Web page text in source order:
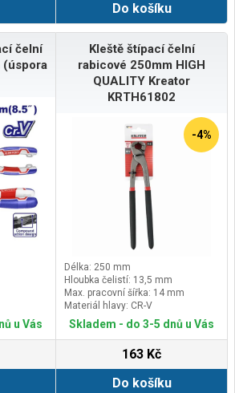
Do košíku
čelní
(úspora
u Vás
Kleště štípací čelní
rabicové 250mm HIGH
QUALITY Kreator
KRTH61802
-4%
Délka: 250 mm
Hloubka čelistí: 13,5 mm
Max. pracovní šířka: 14 mm
Materiál hlavy: CR-V
Skladem - do 3-5 dnů u Vás
163 Kč
Do košíku